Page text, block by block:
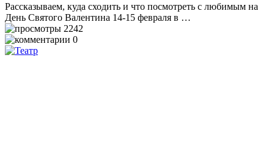
Рассказываем, куда сходить и что посмотреть с любимым на
День Святого Валентина 14-15 февраля в …
2242
0